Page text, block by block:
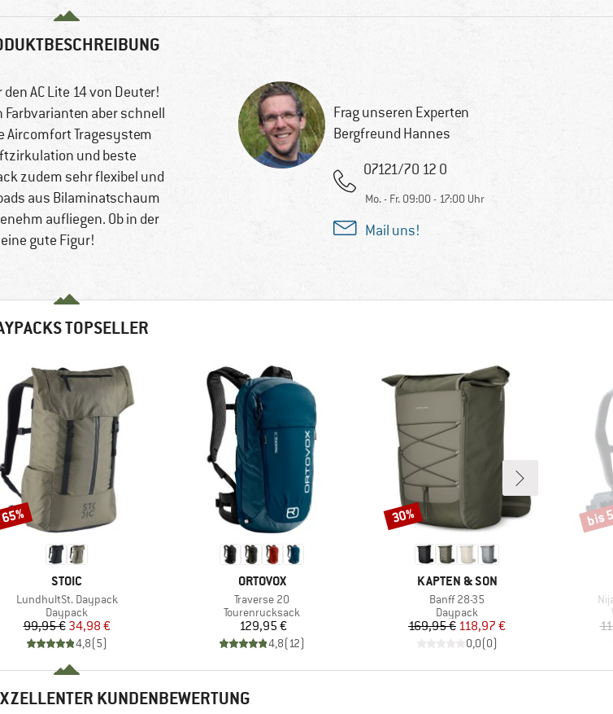
AC Lite 14 von Deuter!
aber schnell
Aircomfort Tragesystem
und beste
zudem sehr flexibel und
aus Bilaminatschaum
aufliegen. Ob in der
gute Figur!
Frag unseren Experten
Bergfreund Hannes
07121/70 12 0
Mo. - Fr. 09:00 - 17:00 Uhr
Mail uns!
TOPSELLER
MARKE
STOIC
Artikel
LundhultSt. Daypack
Produktgruppe
Daypack
Preis
99,95 €reduzierter Preis
34,98 €
4,8(5)
65%
MARKE
ORTOVOX
Artikel
Traverse 20
Produktgruppe
Tourenrucksack
Preis
129,95 €
4,8(12)
MARKE
KAPTEN & SON
Artikel
Banff 28-35
Produktgruppe
Daypack
Preis
169,95 €reduzierter Preis
118,97 €
0,0(0)
Rabatt
30% bis
KUNDENBEWERTUNG